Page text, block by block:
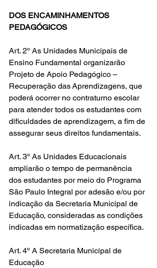
DOS ENCAMINHAMENTOS
PEDAGÓGICOS
Art. 2º As Unidades Municipais de
Ensino Fundamental organizarão
Projeto de Apoio Pedagógico –
Recuperação das Aprendizagens, que
poderá ocorrer no contraturno escolar
para atender todos os estudantes com
dificuldades de aprendizagem, a fim de
assegurar seus direitos fundamentais.
Art. 3º As Unidades Educacionais
ampliarão o tempo de permanência
dos estudantes por meio do Programa
São Paulo Integral por adesão e/ou por
indicação da Secretaria Municipal de
Educação, consideradas as condições
indicadas em normatização específica.
Art. 4º A Secretaria Municipal de
Educação